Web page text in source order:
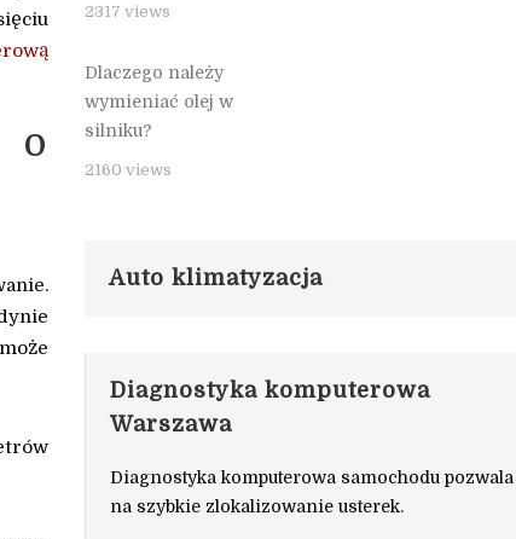
o
2317 views
Dlaczego należy
wymieniać olej w
silniku?
2160 views
Auto klimatyzacja
Diagnostyka komputerowa
Warszawa
Diagnostyka komputerowa samochodu pozwala
na szybkie zlokalizowanie usterek.